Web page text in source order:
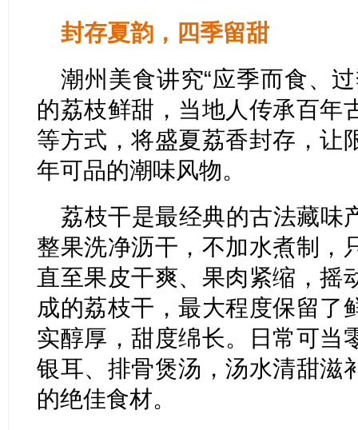
封存夏韵，四季留甜
潮州美食讲究“应季而食、
的荔枝鲜甜，当地人传承百年
等方式，将盛夏荔香封存，让
年可品的潮味风物。
荔枝干是最经典的古法藏味
整果洗净沥干，不加水煮制，
直至果皮干爽、果肉紧缩，摇
成的荔枝干，最大程度保留了
实醇厚，甜度绵长。日常可当
银耳、排骨煲汤，汤水清甜滋
的绝佳食材。